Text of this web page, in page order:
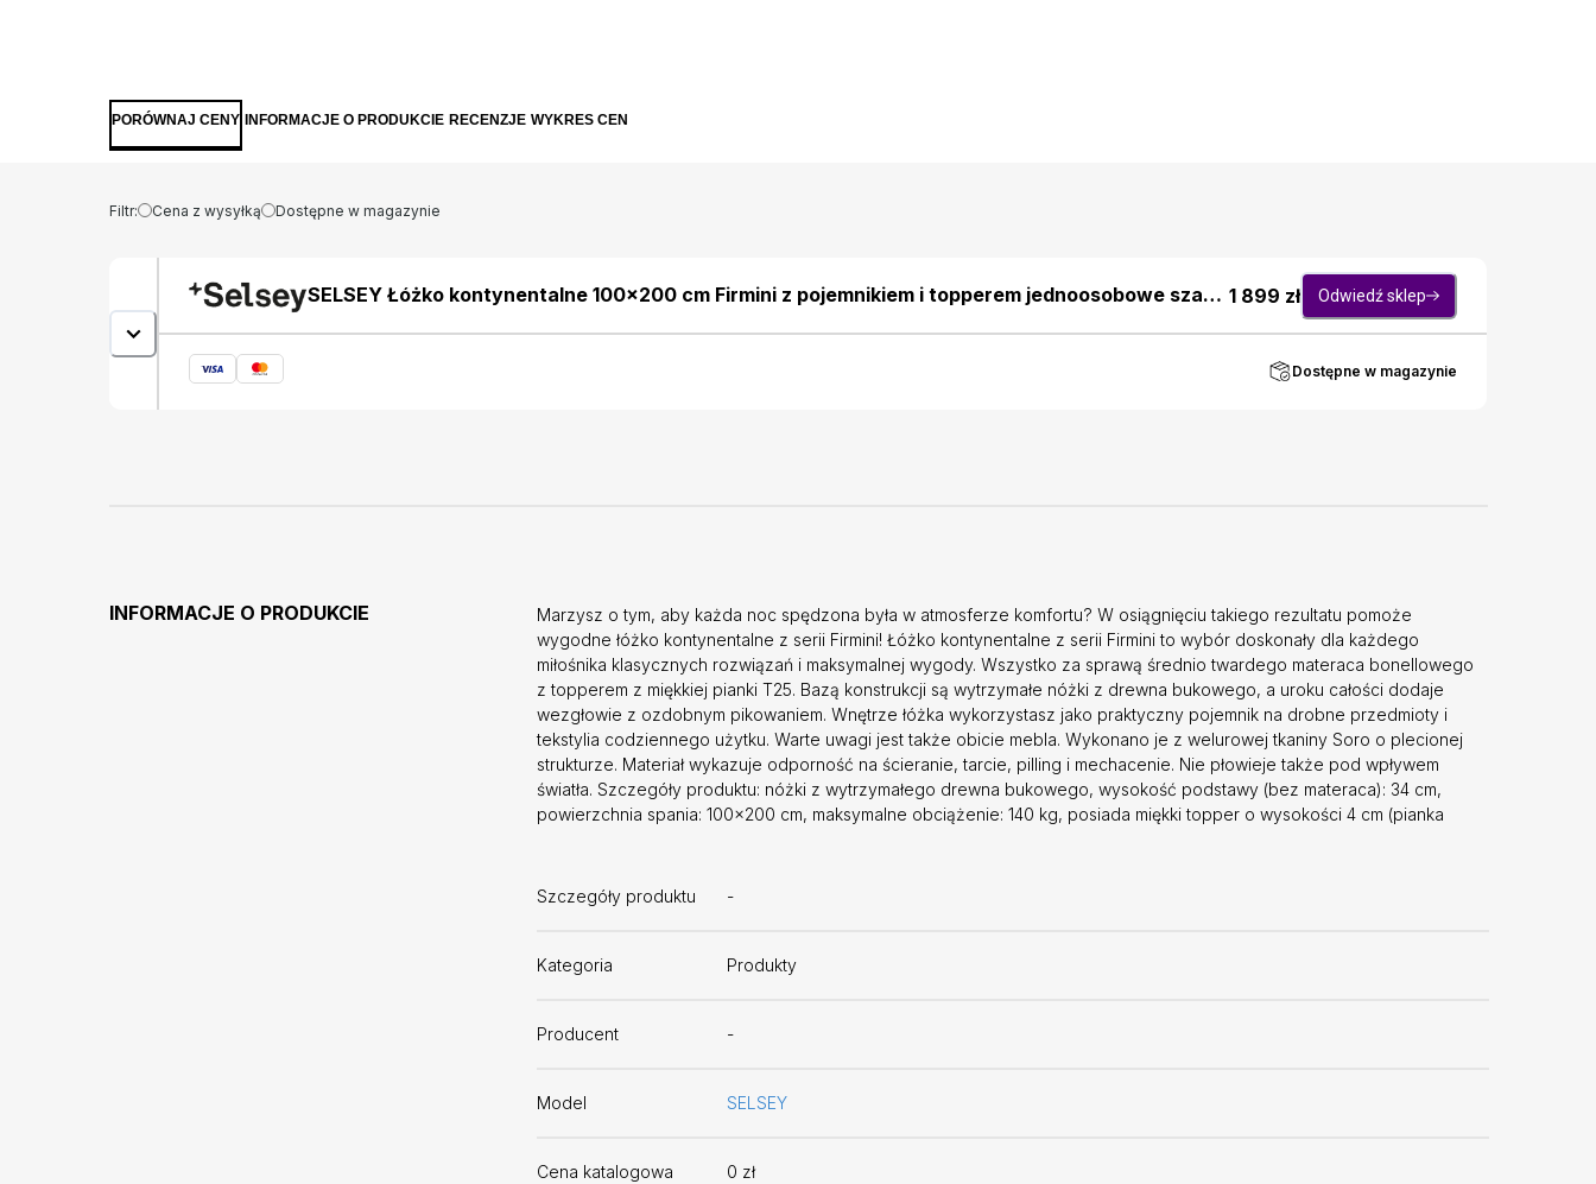
wykazuje odporność na ścieranie, tarcie, pilling i mechacenie. Nie płowieje także pod
PORÓWNAJ CENY INFORMACJE O PRODUKCIE RECENZJE WYKRES CEN
Filtr: Cena z wysyłką Dostępne w magazynie
SELSEY Łóżko kontynentalne 100x200 cm Firmini z pojemnikiem i topperem jednoosobowe szare 1 899 zł Odwiedź sklep
Dostępne w magazynie
INFORMACJE O PRODUKCIE
Marzysz o tym, aby każda noc spędzona była w atmosferze komfortu? W osiągnięciu takiego rezultatu pomoże
wygodne łóżko kontynentalne z serii Firmini! Łóżko kontynentalne z serii Firmini to wybór doskonały dla każdego
miłośnika klasycznych rozwiązań i maksymalnej wygody. Wszystko za sprawą średnio twardego materaca bonellowego
z topperem z miękkiej pianki T25. Bazą konstrukcji są wytrzymałe nóżki z drewna bukowego, a uroku całości dodaje
wezgłowie z ozdobnym pikowaniem. Wnętrze łóżka wykorzystasz jako praktyczny pojemnik na drobne przedmioty i
tekstylia codziennego użytku. Warte uwagi jest także obicie mebla. Wykonano je z welurowej tkaniny Soro o plecionej
strukturze. Materiał wykazuje odporność na ścieranie, tarcie, pilling i mechacenie. Nie płowieje także pod wpływem
światła. Szczegóły produktu: nóżki z wytrzymałego drewna bukowego, wysokość podstawy (bez materaca): 34 cm,
powierzchnia spania: 100x200 cm, maksymalne obciążenie: 140 kg, posiada miękki topper o wysokości 4 cm (pianka
Szczegóły produktu -
Kategoria Produkty
Producent -
Model SELSEY
Cena katalogowa 0 zł